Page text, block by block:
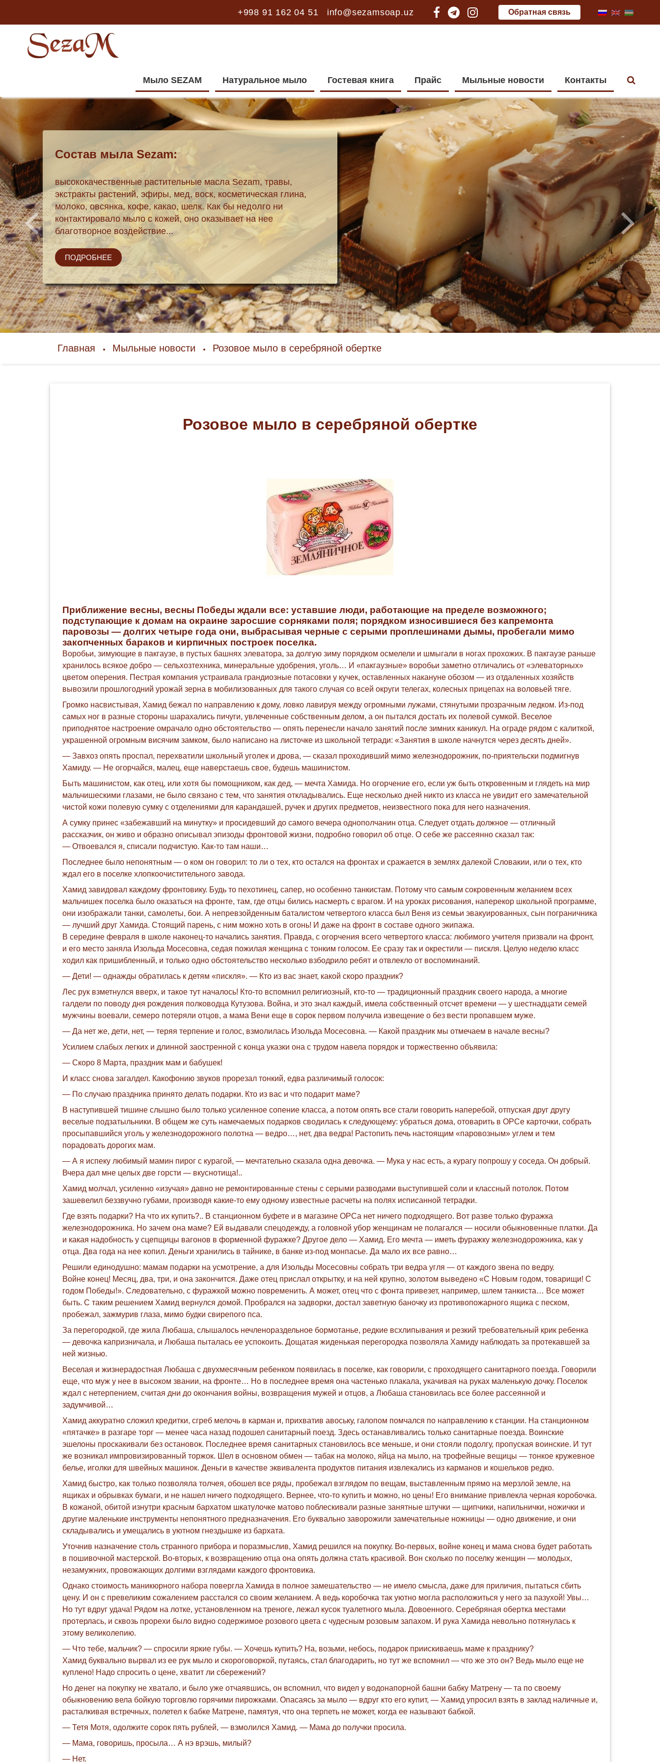
+998 91 162 04 51 info@sezamsoap.uz Обратная связь
Мыло SEZAM Натуральное мыло Гостевая книга Прайс Мыльные новости Контакты
Состав мыла Sezam:
высококачественные растительные масла Sezam, травы,
экстракты растений, эфиры, мед, воск, косметическая глина,
молоко, овсянка, кофе, какао, шелк. Как бы недолго ни
контактировало мыло с кожей, оно оказывает на нее
благотворное воздействие...
ПОДРОБНЕЕ
Главная Мыльные новости Розовое мыло в серебряной обертке
Розовое мыло в серебряной обертке
Приближение весны, весны Победы ждали все: уставшие люди, работающие на пределе возможного;
подступающие к домам на окраине заросшие сорняками поля; порядком износившиеся без капремонта
паровозы — долгих четыре года они, выбрасывая черные с серыми проплешинами дымы, пробегали мимо
закопченных бараков и кирпичных построек поселка.
Воробьи, зимующие в пакгаузе, в пустых башнях элеватора, за долгую зиму порядком осмелели и шмыгали в ногах прохожих. В пакгаузе раньше
хранилось всякое добро — сельхозтехника, минеральные удобрения, уголь… И «пакгаузные» воробьи заметно отличались от «элеваторных»
цветом оперения. Пестрая компания устраивала грандиозные потасовки у кучек, оставленных накануне обозом — из отдаленных хозяйств
вывозили прошлогодний урожай зерна в мобилизованных для такого случая со всей округи телегах, колесных прицепах на воловьей тяге.
Громко насвистывая, Хамид бежал по направлению к дому, ловко лавируя между огромными лужами, стянутыми прозрачным ледком. Из-под
самых ног в разные стороны шарахались пичуги, увлеченные собственным делом, а он пытался достать их полевой сумкой. Веселое
приподнятое настроение омрачало одно обстоятельство — опять перенесли начало занятий после зимних каникул. На ограде рядом с калиткой,
украшенной огромным висячим замком, было написано на листочке из школьной тетради: «Занятия в школе начнутся через десять дней».
— Завхоз опять проспал, перехватили школьный уголек и дрова, — сказал проходивший мимо железнодорожник, по-приятельски подмигнув
Хамиду. — Не огорчайся, малец, еще наверстаешь свое, будешь машинистом.
Быть машинистом, как отец, или хотя бы помощником, как дед, — мечта Хамида. Но огорчение его, если уж быть откровенным и глядеть на мир
мальчишескими глазами, не было связано с тем, что занятия откладывались. Еще несколько дней никто из класса не увидит его замечательной
чистой кожи полевую сумку с отделениями для карандашей, ручек и других предметов, неизвестного пока для него назначения.
А сумку принес «забежавший на минутку» и просидевший до самого вечера однополчанин отца. Следует отдать должное — отличный
рассказчик, он живо и образно описывал эпизоды фронтовой жизни, подробно говорил об отце. О себе же рассеянно сказал так:
— Отвоевался я, списали подчистую. Как-то там наши…
Последнее было непонятным — о ком он говорил: то ли о тех, кто остался на фронтах и сражается в землях далекой Словакии, или о тех, кто
ждал его в поселке хлопкоочистительного завода.
Хамид завидовал каждому фронтовику. Будь то пехотинец, сапер, но особенно танкистам. Потому что самым сокровенным желанием всех
мальчишек поселка было оказаться на фронте, там, где отцы бились насмерть с врагом. И на уроках рисования, наперекор школьной программе,
они изображали танки, самолеты, бои. А непревзойденным баталистом четвертого класса был Веня из семьи эвакуированных, сын пограничника
— лучший друг Хамида. Стоящий парень, с ним можно хоть в огонь! И даже на фронт в составе одного экипажа.
В середине февраля в школе наконец-то начались занятия. Правда, с огорчения всего четвертого класса: любимого учителя призвали на фронт,
и его место заняла Изольда Мосесовна, седая пожилая женщина с тонким голосом. Ее сразу так и окрестили — пискля. Целую неделю класс
ходил как пришибленный, и только одно обстоятельство несколько взбодрило ребят и отвлекло от воспоминаний.
— Дети! — однажды обратилась к детям «пискля». — Кто из вас знает, какой скоро праздник?
Лес рук взметнулся вверх, и такое тут началось! Кто-то вспомнил религиозный, кто-то — традиционный праздник своего народа, а многие
галдели по поводу дня рождения полководца Кутузова. Война, и это знал каждый, имела собственный отсчет времени — у шестнадцати семей
мужчины воевали, семеро потеряли отцов, а мама Вени еще в сорок первом получила извещение о без вести пропавшем муже.
— Да нет же, дети, нет, — теряя терпение и голос, взмолилась Изольда Мосесовна. — Какой праздник мы отмечаем в начале весны?
Усилием слабых легких и длинной заостренной с конца указки она с трудом навела порядок и торжественно объявила:
— Скоро 8 Марта, праздник мам и бабушек!
И класс снова загалдел. Какофонию звуков прорезал тонкий, едва различимый голосок:
— По случаю праздника принято делать подарки. Кто из вас и что подарит маме?
В наступившей тишине слышно было только усиленное сопение класса, а потом опять все стали говорить наперебой, отпуская друг другу
веселые подзатыльники. В общем же суть намечаемых подарков сводилась к следующему: убраться дома, отоварить в ОРСе карточки, собрать
просыпавшийся уголь у железнодорожного полотна — ведро…, нет, два ведра! Растопить печь настоящим «паровозным» углем и тем
порадовать дорогих мам.
— А я испеку любимый мамин пирог с курагой, — мечтательно сказала одна девочка. — Мука у нас есть, а курагу попрошу у соседа. Он добрый.
Вчера дал мне целых две горсти — вкуснотища!..
Хамид молчал, усиленно «изучая» давно не ремонтированные стены с серыми разводами выступившей соли и классный потолок. Потом
зашевелил беззвучно губами, производя какие-то ему одному известные расчеты на полях исписанной тетрадки.
Где взять подарки? На что их купить?.. В станционном буфете и в магазине ОРСа нет ничего подходящего. Вот разве только фуражка
железнодорожника. Но зачем она маме? Ей выдавали спецодежду, а головной убор женщинам не полагался — носили обыкновенные платки. Да
и какая надобность у сцепщицы вагонов в форменной фуражке? Другое дело — Хамид. Его мечта — иметь фуражку железнодорожника, как у
отца. Два года на нее копил. Деньги хранились в тайнике, в банке из-под монпасье. Да мало их все равно…
Решили единодушно: мамам подарки на усмотрение, а для Изольды Мосесовны собрать три ведра угля — от каждого звена по ведру.
Войне конец! Месяц, два, три, и она закончится. Даже отец прислал открытку, и на ней крупно, золотом выведено «С Новым годом, товарищи! С
годом Победы!». Следовательно, с фуражкой можно повременить. А может, отец что с фонта привезет, например, шлем танкиста… Все может
быть. С таким решением Хамид вернулся домой. Пробрался на задворки, достал заветную баночку из противопожарного ящика с песком,
пробежал, зажмурив глаза, мимо будки свирепого пса.
За перегородкой, где жила Любаша, слышалось нечленораздельное бормотанье, редкие всхлипывания и резкий требовательный крик ребенка
— девочка капризничала, и Любаша пыталась ее успокоить. Дощатая жиденькая перегородка позволяла Хамиду наблюдать за протекавшей за
ней жизнью.
Веселая и жизнерадостная Любаша с двухмесячным ребенком появилась в поселке, как говорили, с проходящего санитарного поезда. Говорили
еще, что муж у нее в высоком звании, на фронте… Но в последнее время она частенько плакала, укачивая на руках маленькую дочку. Поселок
ждал с нетерпением, считая дни до окончания войны, возвращения мужей и отцов, а Любаша становилась все более рассеянной и
задумчивой…
Хамид аккуратно сложил кредитки, сгреб мелочь в карман и, прихватив авоську, галопом помчался по направлению к станции. На станционном
«пятачке» в разгаре торг — менее часа назад подошел санитарный поезд. Здесь останавливались только санитарные поезда. Воинские
эшелоны проскакивали без остановок. Последнее время санитарных становилось все меньше, и они стояли подолгу, пропуская воинские. И тут
же возникал импровизированный торжок. Шел в основном обмен — табак на молоко, яйца на мыло, на трофейные вещицы — тонкое кружевное
белье, иголки для швейных машинок. Деньги в качестве эквивалента продуктов питания извлекались из карманов и кошельков редко.
Хамид быстро, как только позволяла толчея, обошел все ряды, пробежал взглядом по вещам, выставленным прямо на мерзлой земле, на
ящиках и обрывках бумаги, и не нашел ничего подходящего. Вернее, что-то купить и можно, но цены! Его внимание привлекла черная коробочка.
В кожаной, обитой изнутри красным бархатом шкатулочке матово поблескивали разные занятные штучки — щипчики, напильнички, ножички и
другие маленькие инструменты непонятного предназначения. Его буквально заворожили замечательные ножницы — одно движение, и они
складывались и умещались в уютном гнездышке из бархата.
Уточнив назначение столь странного прибора и поразмыслив, Хамид решился на покупку. Во-первых, войне конец и мама снова будет работать
в пошивочной мастерской. Во-вторых, к возвращению отца она опять должна стать красивой. Вон сколько по поселку женщин — молодых,
незамужних, провожающих долгими взглядами каждого фронтовика.
Однако стоимость маникюрного набора повергла Хамида в полное замешательство — не имело смысла, даже для приличия, пытаться сбить
цену. И он с превеликим сожалением расстался со своим желанием. А ведь коробочка так уютно могла расположиться у него за пазухой! Увы…
Но тут вдруг удача! Рядом на лотке, установленном на треноге, лежал кусок туалетного мыла. Довоенного. Серебряная обертка местами
протерлась, и сквозь прорехи было видно содержимое розового цвета с чудесным розовым запахом. И рука Хамида невольно потянулась к
этому великолепию.
— Что тебе, мальчик? — спросили яркие губы. — Хочешь купить? На, возьми, небось, подарок приискиваешь маме к празднику?
Хамид буквально вырвал из ее рук мыло и скороговоркой, путаясь, стал благодарить, но тут же вспомнил — что же это он? Ведь мыло еще не
куплено! Надо спросить о цене, хватит ли сбережений?
Но денег на покупку не хватало, и было уже отчаявшись, он вспомнил, что видел у водонапорной башни бабку Матрену — та по своему
обыкновению вела бойкую торговлю горячими пирожками. Опасаясь за мыло — вдруг кто его купит, — Хамид упросил взять в заклад наличные и,
расталкивая встречных, полетел к бабке Матрене, памятуя, что она терпеть не может, когда ее называют бабкой.
— Тетя Мотя, одолжите сорок пять рублей, — взмолился Хамид. — Мама до получки просила.
— Мама, говоришь, просыла… А нэ врэшь, милый?
— Нет.